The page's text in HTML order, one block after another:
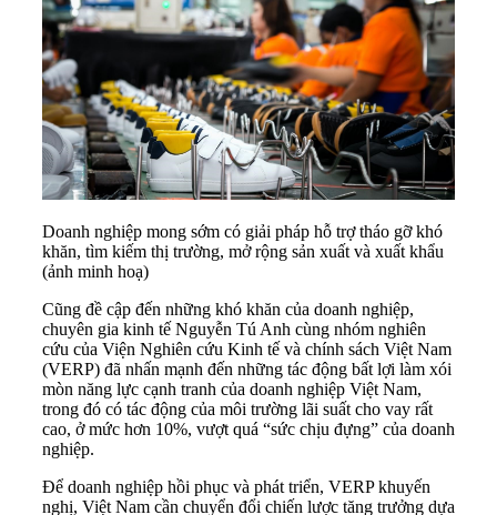
Doanh nghiệp mong sớm có giải pháp hỗ trợ tháo gỡ khó
khăn, tìm kiếm thị trường, mở rộng sản xuất và xuất khẩu
(ảnh minh hoạ)
Cũng đề cập đến những khó khăn của doanh nghiệp,
chuyên gia kinh tế Nguyễn Tú Anh cùng nhóm nghiên
cứu của Viện Nghiên cứu Kinh tế và chính sách Việt Nam
(VERP) đã nhấn mạnh đến những tác động bất lợi làm xói
mòn năng lực cạnh tranh của doanh nghiệp Việt Nam,
trong đó có tác động của môi trường lãi suất cho vay rất
cao, ở mức hơn 10%, vượt quá “sức chịu đựng” của doanh
nghiệp.
Để doanh nghiệp hồi phục và phát triển, VERP khuyến
nghị, Việt Nam cần chuyển đổi chiến lược tăng trưởng dựa